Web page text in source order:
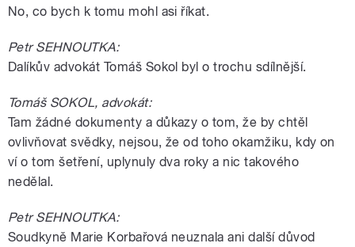
No, co bych k tomu mohl asi říkat.
Petr SEHNOUTKA:
Dalíkův advokát Tomáš Sokol byl o trochu sdílnější.
Tomáš SOKOL, advokát:
Tam žádné dokumenty a důkazy o tom, že by chtěl
ovlivňovat svědky, nejsou, že od toho okamžiku, kdy on
ví o tom šetření, uplynuly dva roky a nic takového
nedělal.
Petr SEHNOUTKA:
Soudkyně Marie Korbařová neuznala ani další důvod